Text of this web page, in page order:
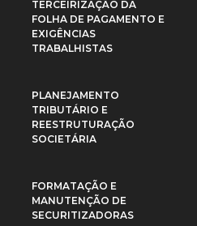
TERCEIRIZAÇÃO DA
FOLHA DE PAGAMENTO E
EXIGÊNCIAS
TRABALHISTAS
PLANEJAMENTO
TRIBUTÁRIO E
REESTRUTURAÇÃO
SOCIETÁRIA
FORMATAÇÃO E
MANUTENÇÃO DE
SECURITIZADORAS